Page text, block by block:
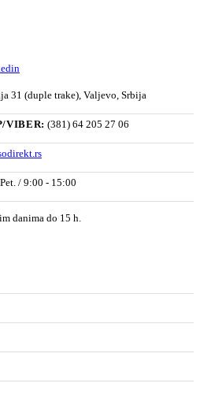
31 (duple trake), Valjevo, Srbija
VIBER: (381) 64 205 27 06
/ 9:00 - 15:00
danima do 15 h.